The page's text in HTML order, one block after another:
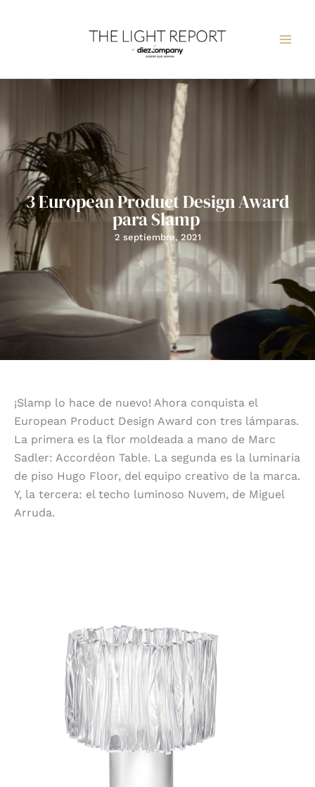
3 European Product Design Award
para Slamp
2 septiembre, 2021
¡Slamp lo hace de nuevo! Ahora conquista el
European Product Design Award con tres lámparas.
La primera es la flor moldeada a mano de Marc
Sadler: Accordéon Table. La segunda es la luminaria
de piso Hugo Floor, del equipo creativo de la marca.
Y, la tercera: el techo luminoso Nuvem, de Miguel
Arruda.